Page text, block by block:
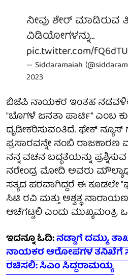
ನೀವು ಶೇರ್ ಮಾಡಿರುವ
ವಿಡಿಯೋಗಳನ್ನು…
pic.twitter.com/
— Siddaramaiah
2023
ಬಿಜೆಪಿ ನಾಯಕರ ಇಂತಹ
"ಬೊಗಳೆ ಜನತಾ ಪಾರ್ಟಿ" ಎಂಬ
ದೃಡೀಕರಿಸುವಂತಿದೆ. ಫೇಕ್ ನ್ಯೂಸ್
ಪ್ರಸಾರವನ್ನೇ ನಂಬಿ
ನನ್ನ ವಚನ ಬದ್ಧತೆಯನ್ನು
ನರೇಂದ್ರ ಮೋದಿ ಅವರು
ಸತ್ಯದ ಪರವಾಗಿದ್ದರೆ ಈ ಕೂಡಲೇ
ಸಿಟಿ ರವಿ ಮತ್ತು ಅಶ್ವತ್ಥ
ಆಚೆಗಟ್ಟಲಿ ಎಂದು ಮುಖ್ಯಮಂತ್ರಿ
ಇದನ್ನೂ ಓದಿ:ನಡ್ಡಾಗೆ ದಮ್ಮು,
ನಾಯಕರ ಆರೋಪಗಳ ತನಿಖೆಗೆ
ರಚಿಸಲಿ: ಸಿಎಂ ಸಿದ್ದರಾಮಯ್ಯ